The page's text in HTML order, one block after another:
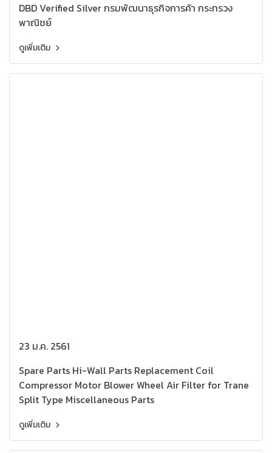
DBD Verified Silver กรมพัฒนาธุรกิจการค้า กระทรวง
พาณิชย์
ดูเพิ่มเติม
23 ม.ค. 2561
Spare Parts Hi-Wall Parts Replacement Coil
Compressor Motor Blower Wheel Air Filter for Trane
Split Type Miscellaneous Parts
ดูเพิ่มเติม